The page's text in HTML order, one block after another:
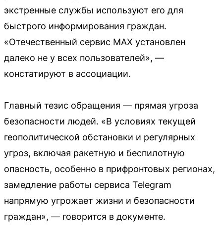
экстренные службы используют его для
быстрого информирования граждан.
«Отечественный сервис MAX установлен
далеко не у всех пользователей», —
констатируют в ассоциации.
Главный тезис обращения — прямая угроза
безопасности людей. «В условиях текущей
геополитической обстановки и регулярных
угроз, включая ракетную и беспилотную
опасность, особенно в прифронтовых регионах,
замедление работы сервиса Telegram
напрямую угрожает жизни и безопасности
граждан», — говорится в документе.